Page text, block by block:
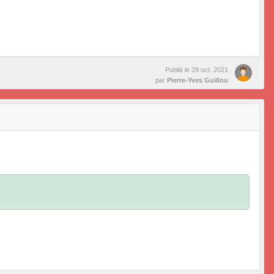
Publié le 29 oct. 2021
par Pierre-Yves Guillou